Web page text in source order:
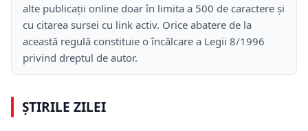
alte publicații online doar în limita a 500 de caractere și
cu citarea sursei cu link activ. Orice abatere de la
această regulă constituie o încălcare a Legii 8/1996
privind dreptul de autor.
ȘTIRILE ZILEI